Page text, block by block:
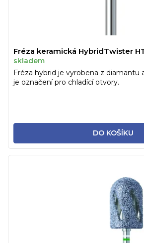
Fréza keramická HybridTwister
skladem
DO KOŠÍKU
Fréza hybrid je vyrobena z diamantu
je označení pro chladící otvory.